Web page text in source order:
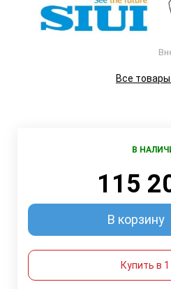
Все товары
В
115
В корзину
Купить в 1